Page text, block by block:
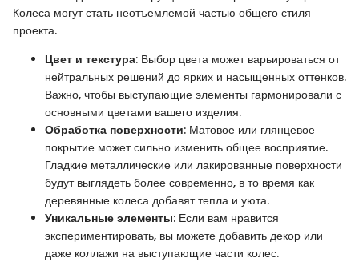
Колеса могут стать неотъемлемой частью общего стиля
проекта.
Цвет и текстура: Выбор цвета может варьироваться от
нейтральных решений до ярких и насыщенных оттенков.
Важно, чтобы выступающие элементы гармонировали с
основными цветами вашего изделия.
Обработка поверхности: Матовое или глянцевое
покрытие может сильно изменить общее восприятие.
Гладкие металлические или лакированные поверхности
будут выглядеть более современно, в то время как
деревянные колеса добавят тепла и уюта.
Уникальные элементы: Если вам нравится
экспериментировать, вы можете добавить декор или
даже коллажи на выступающие части колес.